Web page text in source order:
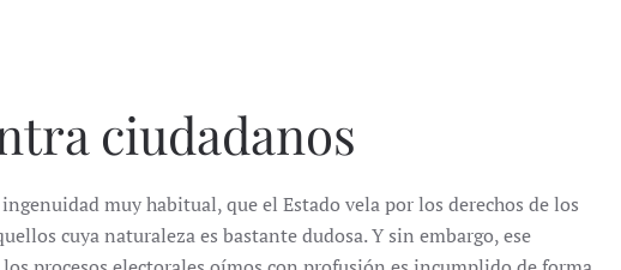
ciudadanos
muy habitual, que el Estado vela por los derechos de los
cuya naturaleza es bastante dudosa. Y sin embargo, ese